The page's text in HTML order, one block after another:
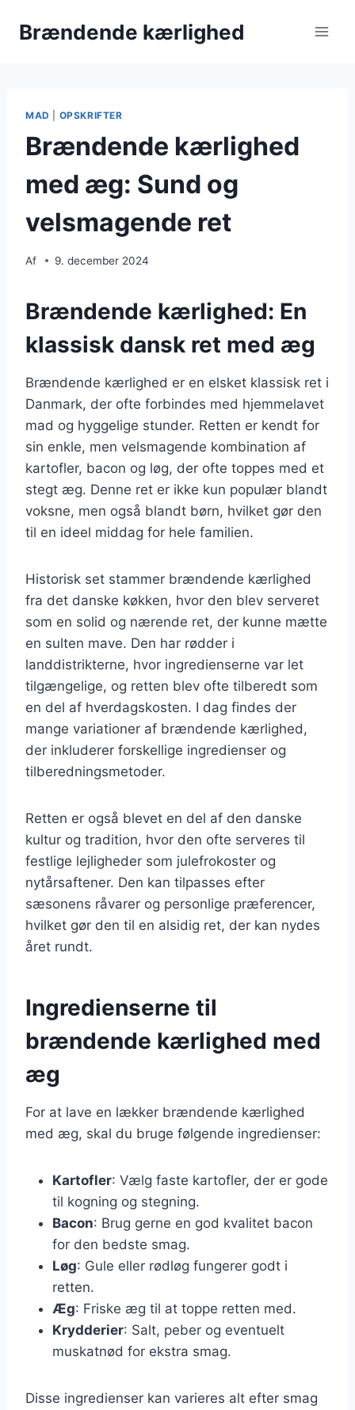
Brændende kærlighed
MAD OPSKRIFTER
Brændende kærlighed
med æg: Sund og
velsmagende ret
Af 9. december 2024
Brændende kærlighed: En
klassisk dansk ret med æg
Brændende kærlighed er en elsket klassisk ret i
Danmark, der ofte forbindes med hjemmelavet
mad og hyggelige stunder. Retten er kendt for
sin enkle, men velsmagende kombination af
kartofler, bacon og løg, der ofte toppes med et
stegt æg. Denne ret er ikke kun populær blandt
voksne, men også blandt børn, hvilket gør den
til en ideel middag for hele familien.
Historisk set stammer brændende kærlighed
fra det danske køkken, hvor den blev serveret
som en solid og nærende ret, der kunne mætte
en sulten mave. Den har rødder i
landdistrikterne, hvor ingredienserne var let
tilgængelige, og retten blev ofte tilberedt som
en del af hverdagskosten. I dag findes der
mange variationer af brændende kærlighed,
der inkluderer forskellige ingredienser og
tilberedningsmetoder.
Retten er også blevet en del af den danske
kultur og tradition, hvor den ofte serveres til
festlige lejligheder som julefrokoster og
nytårsaftener. Den kan tilpasses efter
sæsonens råvarer og personlige præferencer,
hvilket gør den til en alsidig ret, der kan nydes
året rundt.
Ingredienserne til
brændende kærlighed med
æg
For at lave en lækker brændende kærlighed
med æg, skal du bruge følgende ingredienser:
Kartofler: Vælg faste kartofler, der er gode
til kogning og stegning.
Bacon: Brug gerne en god kvalitet bacon
for den bedste smag.
Løg: Gule eller rødløg fungerer godt i
retten.
Æg: Friske æg til at toppe retten med.
Krydderier: Salt, peber og eventuelt
muskatnød for ekstra smag.
Disse ingredienser kan varieres alt efter smag